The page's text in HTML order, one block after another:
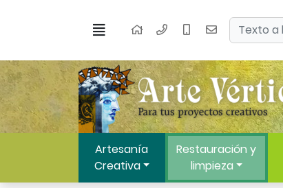
Menú Inicio Buscar
Artesanía
Creativa
Restauración y
limpieza